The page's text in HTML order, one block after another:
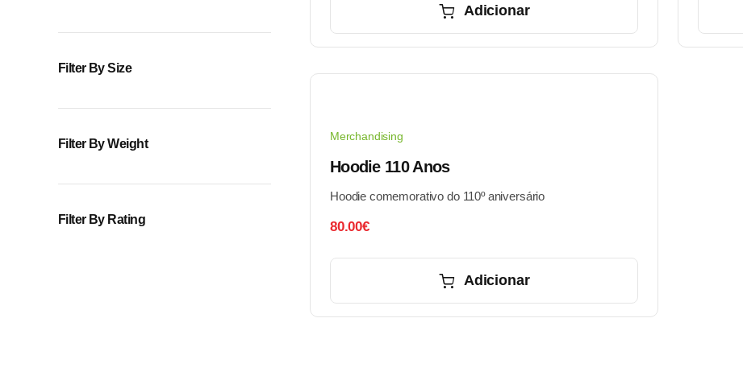
Filter By Size
Filter By Weight
Filter By Rating
Adicionar
Merchandising
Hoodie 110 Anos
Hoodie comemorativo do 110º aniversário
80.00€
Adicionar